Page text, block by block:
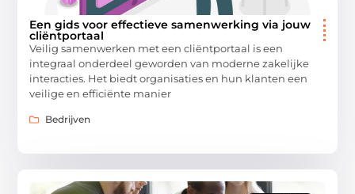
Een gids voor effectieve samenwerking via jouw
cliëntportaal
Veilig samenwerken met een cliëntportaal is een
integraal onderdeel geworden van moderne zakelijke
interacties. Het biedt organisaties en hun klanten een
veilige en efficiënte manier
Bedrijven